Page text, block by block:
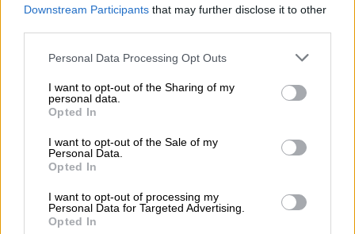
Downstream Participants that may further disclose it to other
Personal Data Processing Opt Outs
I want to opt-out of the Sharing of my
personal data.
Opted In
I want to opt-out of the Sale of my
Personal Data.
Opted In
I want to opt-out of processing my
Personal Data for Targeted Advertising.
Opted In
Om Bierothek
Jobb på Bierothek®
Socialt engagemang
Tidskrift
Nedladdningar
Företags
Vi hjälper dig